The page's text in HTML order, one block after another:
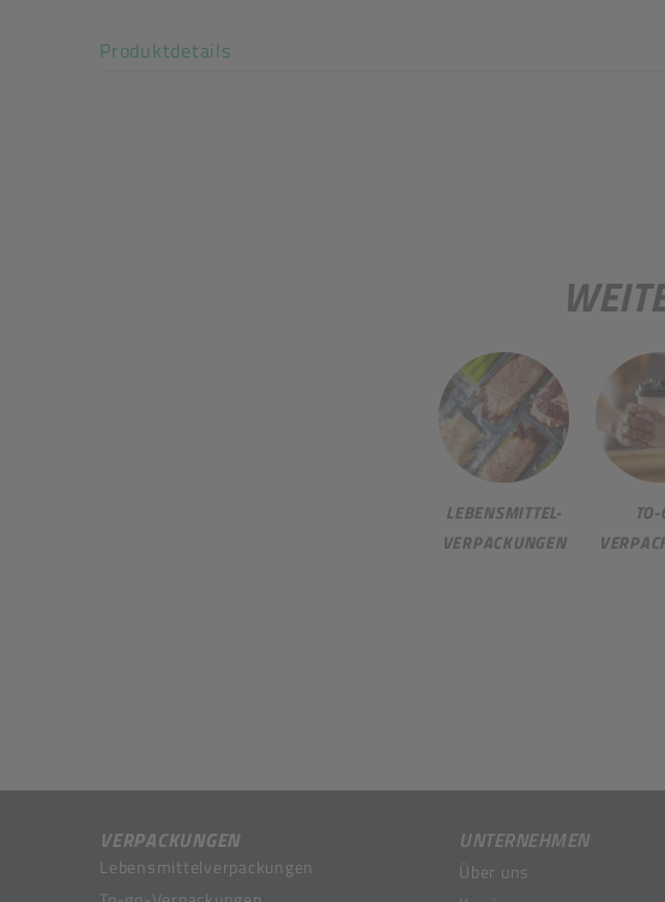
Produktdetails
LEBENSMITTEL-
VERPACKUNGEN
VERPACKUNGEN
Lebensmittelverpackungen
UNTERNEHMEN
Über uns